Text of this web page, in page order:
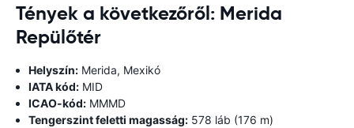
Tények a következőről: Merida
Repülőtér
Helyszín: Merida, Mexikó
IATA kód: MID
ICAO-kód: MMMD
Tengerszint feletti magasság: 578 láb (176 m)